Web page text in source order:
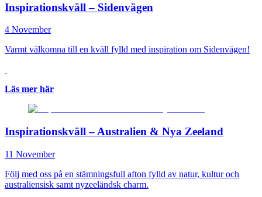
Inspirationskväll – Sidenvägen
4 November
Varmt välkomna till en kväll fylld med inspiration om Sidenvägen!
Läs mer här
Inspirationskväll – Australien & Nya Zeeland
11 November
Följ med oss på en stämningsfull afton fylld av natur, kultur och
australiensisk samt nyzeeländsk charm.